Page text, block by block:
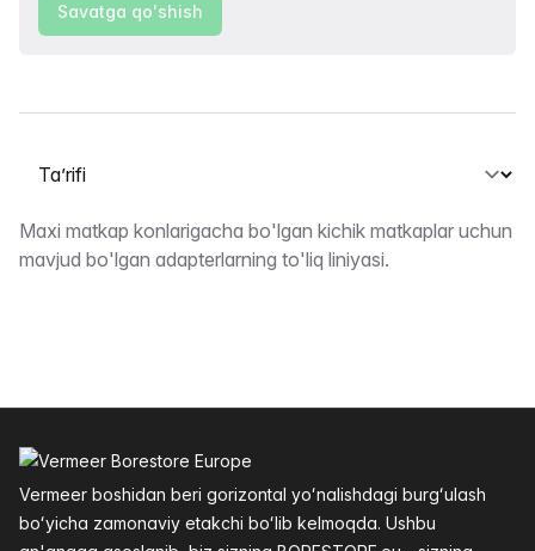
Savatga qo'shish
Yorliqni tanlash
Taʼrifi
Maxi matkap konlarigacha bo'lgan kichik matkaplar uchun
mavjud bo'lgan adapterlarning to'liq liniyasi.
Vermeer boshidan beri gorizontal yoʻnalishdagi burgʻulash
boʻyicha zamonaviy etakchi boʻlib kelmoqda. Ushbu